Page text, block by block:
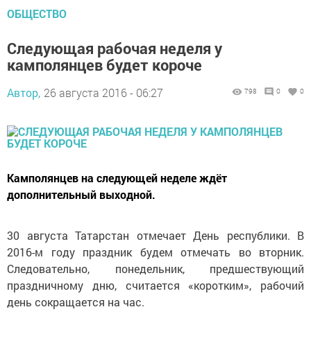
ОБЩЕСТВО
Следующая рабочая неделя у
камполянцев будет короче
Автор, 26 августа 2016 - 06:27 798 0 0
Камполянцев на следующей неделе ждёт
дополнительный выходной.
30 августа Татарстан отмечает День республики. В
2016-м году праздник будем отмечать во вторник.
Следовательно, понедельник, предшествующий
праздничному дню, считается «коротким», рабочий
день сокращается на час.